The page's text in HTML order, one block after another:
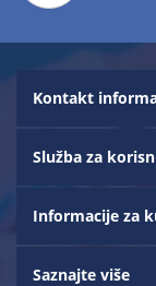
Kontakt
Služba za
Informacije za
Saznajte više